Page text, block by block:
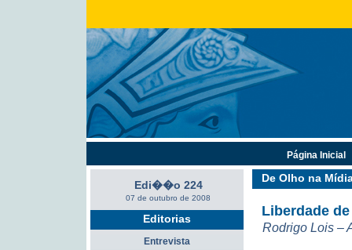
De Olho na
Liberdade
Rodrigo Lois –
Edi��o 224
07 de outubro de 2008
Editorias
Entrevista
Página Inicial